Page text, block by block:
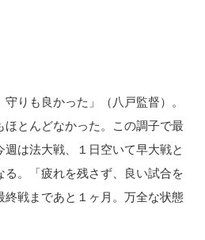
りも良かった」（八戸監督）。
ほとんどなかった。この調子で最
は法大戦、１日空いて早大戦と
る。「疲れを残さず、良い試合を
終戦まであと１ヶ月。万全な状態